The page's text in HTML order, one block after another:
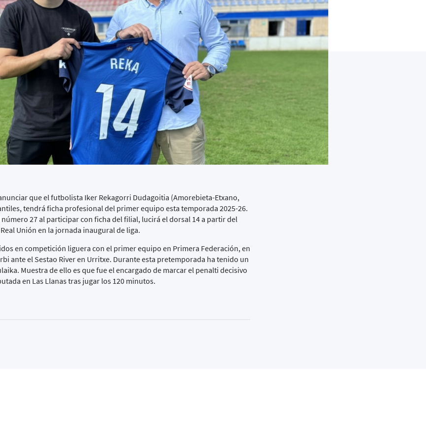
que el futbolista Iker Rekagorri Dudagoitia (Amorebieta-Etxano,
tendrá ficha profesional del primer equipo esta temporada 2025-26.
27 al participar con ficha del filial, lucirá el dorsal 14 a partir del
Unión en la jornada inaugural de liga.
en competición liguera con el primer equipo en Primera Federación, en
ante el Sestao River en Urritxe. Durante esta pretemporada ha tenido un
Muestra de ello es que fue el encargado de marcar el penalti decisivo
en Las Llanas tras jugar los 120 minutos.